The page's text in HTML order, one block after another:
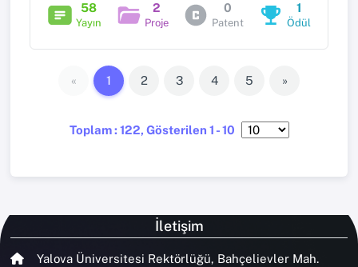
58
Yayın
2
Proje
0
Patent
1
Ödül
Toplam : 122, Gösterilen 1 - 10
« 1 2 3 4 5 »
İletişim
Yalova Üniversitesi Rektörlüğü, Bahçelievler Mah.